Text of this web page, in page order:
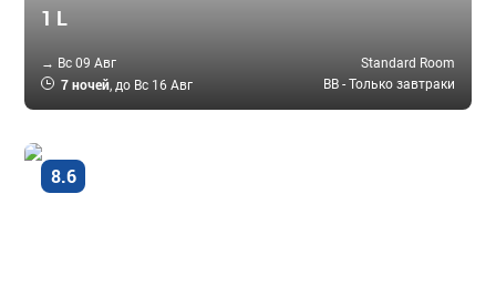
1 L
→ Вс 09 Авг Standard Room
7 ночей, до Вс 16 Авг BB - Только завтраки
8.6